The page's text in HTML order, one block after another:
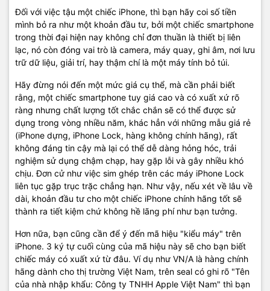
Đối với việc tậu một chiếc iPhone, thì bạn hãy coi số tiền
mình bỏ ra như một khoản đầu tư, bởi một chiếc smartphone
trong thời đại hiện nay không chỉ đơn thuần là thiết bị liên
lạc, nó còn đóng vai trò là camera, máy quay, ghi âm, nơi lưu
trữ dữ liệu, giải trí, hay thậm chí là một máy tính bỏ túi.
Hãy đừng nói đến một mức giá cụ thể, mà cần phải biết
rằng, một chiếc smartphone tuy giá cao và có xuất xứ rõ
ràng nhưng chất lượng tốt chắc chắn sẽ có thể được sử
dụng trong vòng nhiều năm, khác hẳn với những mẫu giá rẻ
(iPhone dựng, iPhone Lock, hàng không chính hãng), rất
không đáng tin cậy mà lại có thể dễ dàng hỏng hóc, trải
nghiệm sử dụng chậm chạp, hay gặp lỗi và gây nhiều khó
chịu. Đơn cử như việc sim ghép trên các máy iPhone Lock
liên tục gặp trục trặc chẳng hạn. Như vậy, nếu xét về lâu về
dài, khoản đầu tư cho một chiếc iPhone chính hãng tốt sẽ
thành ra tiết kiệm chứ không hề lãng phí như bạn tưởng.
Hơn nữa, bạn cũng cần để ý đến mã hiệu "kiểu máy" trên
iPhone. 3 ký tự cuối cùng của mã hiệu này sẽ cho bạn biết
chiếc máy có xuất xứ từ đâu. Ví dụ như VN/A là hàng chính
hãng dành cho thị trường Việt Nam, trên seal có ghi rõ "Tên
của nhà nhập khẩu: Công ty TNHH Apple Việt Nam" thì bạn